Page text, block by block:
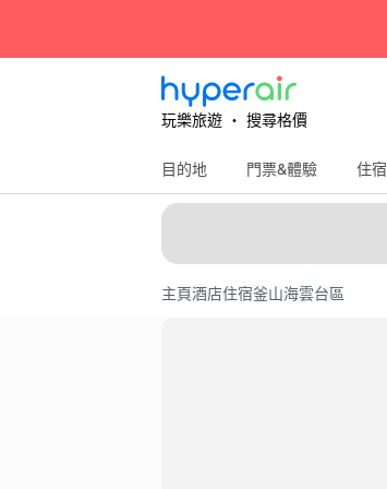
玩樂旅遊 ‧ 搜尋格價
目的地 門票&體驗 住宿
主頁酒店住宿釜山海雲台區